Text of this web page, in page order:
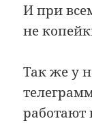
И при
не
Так же у
работают